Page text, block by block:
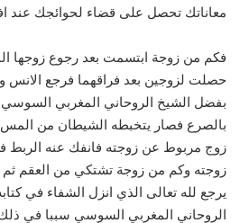
معاناتك تحصل على قضاء لحوائجك عند
فكم من زوجة ابتسمت بعد رجوع زوجها
حصلت لزوجين بعد فراقهما فرجع الانس
بفضل الشيخ الروحاني المغربي
بالصرع فصار يتخبطه الشيطان من المس
زوج مربوط عن زوجته فانفك عنه الربط
زوجته وكم من زوجة تشتكي من العقم ثم
يرجع لله تعالى الذي انزل الشفاء في
الروحاني المغربي السوسي سببا في